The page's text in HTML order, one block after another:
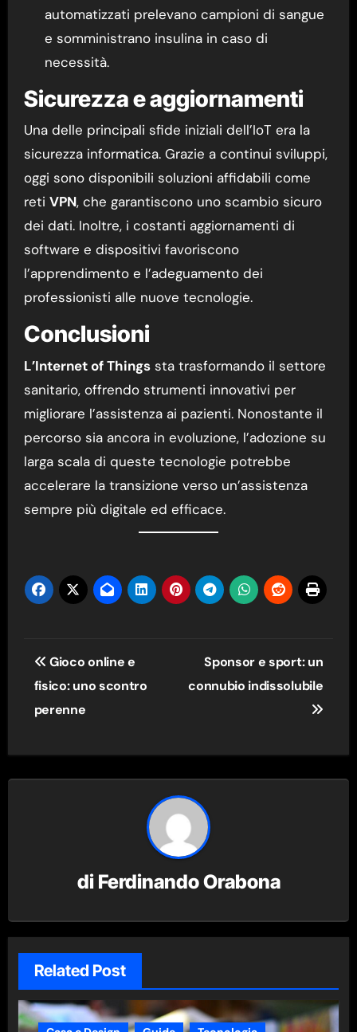
automatizzati prelevano campioni di sangue
e somministrano insulina in caso di
necessità.
Sicurezza e aggiornamenti
Una delle principali sfide iniziali dell’IoT era la
sicurezza informatica. Grazie a continui sviluppi,
oggi sono disponibili soluzioni affidabili come
reti VPN, che garantiscono uno scambio sicuro
dei dati. Inoltre, i costanti aggiornamenti di
software e dispositivi favoriscono
l’apprendimento e l’adeguamento dei
professionisti alle nuove tecnologie.
Conclusioni
L’Internet of Thingssta trasformando il settore
sanitario, offrendo strumenti innovativi per
migliorare l’assistenza ai pazienti. Nonostante il
percorso sia ancora in evoluzione, l’adozione su
larga scala di queste tecnologie potrebbe
accelerare la transizione verso un’assistenza
sempre più digitale ed efficace.
Navigazione
articoli
Gioco online e
fisico: uno scontro
perenne
Sponsor e sport: un
connubio indissolubile
di Ferdinando Orabona
Related Post